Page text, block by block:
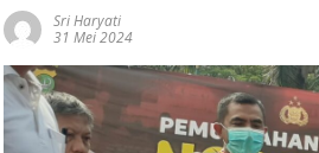
Sri Haryati
31 Mei 2024